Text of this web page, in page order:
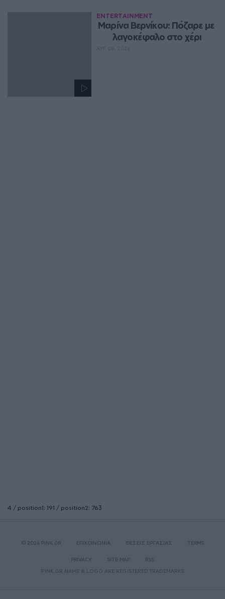
ENTERTAINMENT
Μαρίνα Βερνίκου: Πόζαρε με
λαγοκέφαλο στο χέρι
4 / position1: 191 / position2: 763
© 2026 PINK.GR ΕΠΙΚΟΙΝΩΝΙΑ ΘΕΣΕΙΣ ΕΡΓΑΣΙΑΣ TERMS
PRIVACY SITE MAP
RSS
PINK.GR NAME & LOGO ARE REGISTERED TRADEMARKS